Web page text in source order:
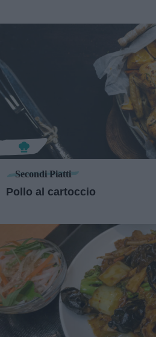
Secondi Piatti
Pollo al cartoccio